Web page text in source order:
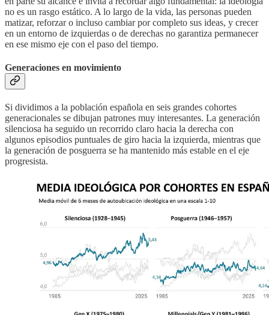
no es un rasgo estático. A lo largo de la vida, las personas pueden
matizar, reforzar o incluso cambiar por completo sus ideas, y crecer
en un entorno de izquierdas o de derechas no garantiza permanecer
en ese mismo eje con el paso del tiempo.
Generaciones en movimiento
Si dividimos a la población española en seis grandes cohortes
generacionales se dibujan patrones muy interesantes. La generación
silenciosa ha seguido un recorrido claro hacia la derecha con
algunos episodios puntuales de giro hacia la izquierda, mientras que
la generación de posguerra se ha mantenido más estable en el eje
progresista.